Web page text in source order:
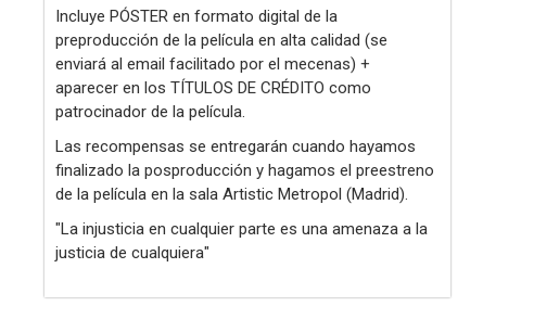
Incluye PÓSTER en formato digital de la
preproducción de la película en alta calidad (se
enviará al email facilitado por el mecenas) +
aparecer en los TÍTULOS DE CRÉDITO como
patrocinador de la película.
Las recompensas se entregarán cuando hayamos
finalizado la posproducción y hagamos el preestreno
de la película en la sala Artistic Metropol (Madrid).
"La injusticia en cualquier parte es una amenaza a la
justicia de cualquiera"